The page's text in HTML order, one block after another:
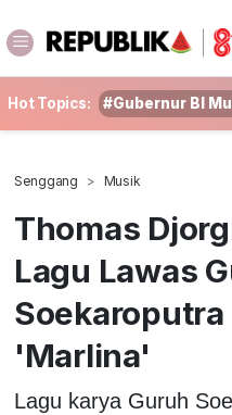
Hot Topics: #Gubernur BI
Senggang Musik
Thomas
Lagu Lawas
'Marlina'
Lagu karya Guruh